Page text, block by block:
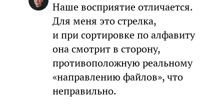
Наше восприятие отличается.
Для меня это стрелка,
и при сортировке по алфавиту
она смотрит в сторону,
противоположную реальному
«направлению файлов», что
неправильно.